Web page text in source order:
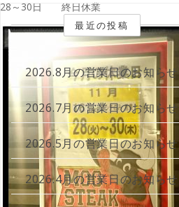
28～30日 終日休業
最近の投稿
2026.8月の営業日のお知らせ
2026.7月の営業日のお知らせ
2026.5月の営業日のお知らせ
2026.4月の営業日のお知らせ